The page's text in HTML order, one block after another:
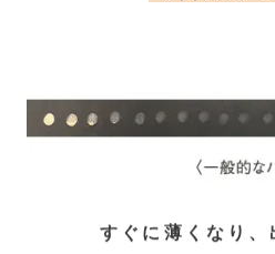
すぐに薄くなり、